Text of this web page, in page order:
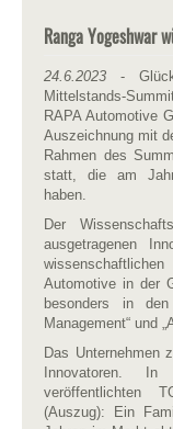
Ranga Yogeshwar
24.6.2023 -
Mittelstands-
RAPA Automotive
Auszeichnung mit
Rahmen des
statt, die am
haben.
Der
ausgetragenen
Automotive in der
besonders in den
Management“ und
Das Unternehmen
Innovatoren.
veröffentlichten
(Auszug): Ein